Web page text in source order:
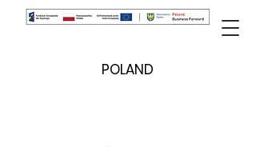
POLAND